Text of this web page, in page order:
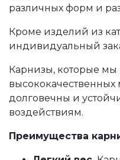
различных форм и
Кроме изделий из
индивидуальный
Карнизы, которые
высококачественных
долговечны и
воздействиям.
Преимущества